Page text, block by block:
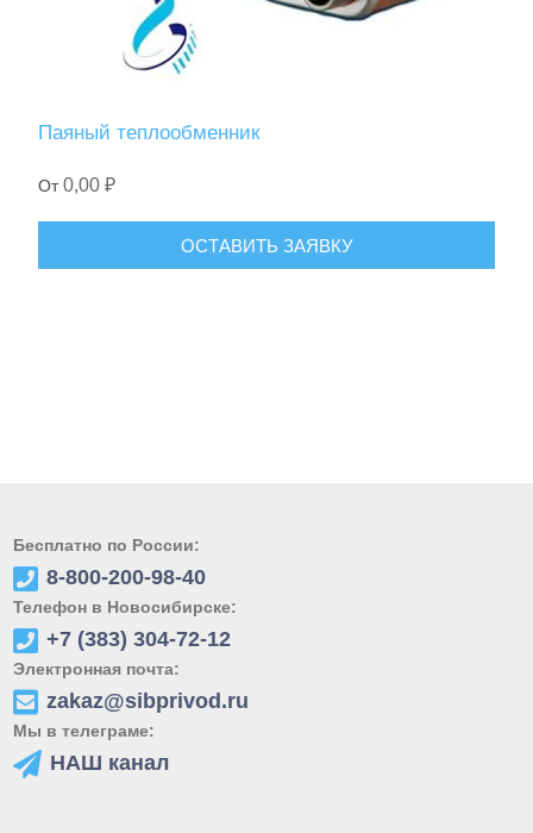
Паяный теплообменник
От0,00 ₽
ОСТАВИТЬ ЗАЯВКУ
Бесплатно по России:
8-800-200-98-40
Телефон в Новосибирске:
+7 (383) 304-72-12
Электронная почта:
zakaz@sibprivod.ru
Мы в телеграме:
НАШ канал